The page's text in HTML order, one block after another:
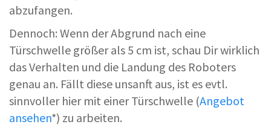
abzufangen.
Dennoch: Wenn der Abgrund nach eine
Türschwelle größer als 5 cm ist, schau Dir wirklich
das Verhalten und die Landung des Roboters
genau an. Fällt diese unsanft aus, ist es evtl.
sinnvoller hier mit einer Türschwelle (Angebot
ansehen*) zu arbeiten.